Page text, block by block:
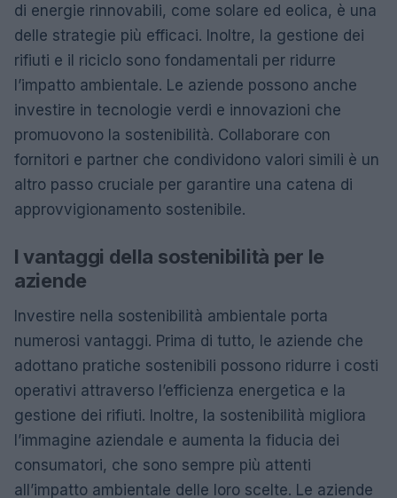
di energie rinnovabili, come solare ed eolica, è una
delle strategie più efficaci. Inoltre, la gestione dei
rifiuti e il riciclo sono fondamentali per ridurre
l’impatto ambientale. Le aziende possono anche
investire in tecnologie verdi e innovazioni che
promuovono la sostenibilità. Collaborare con
fornitori e partner che condividono valori simili è un
altro passo cruciale per garantire una catena di
approvvigionamento sostenibile.
I vantaggi della sostenibilità per le
aziende
Investire nella sostenibilità ambientale porta
numerosi vantaggi. Prima di tutto, le aziende che
adottano pratiche sostenibili possono ridurre i costi
operativi attraverso l’efficienza energetica e la
gestione dei rifiuti. Inoltre, la sostenibilità migliora
l’immagine aziendale e aumenta la fiducia dei
consumatori, che sono sempre più attenti
all’impatto ambientale delle loro scelte. Le aziende